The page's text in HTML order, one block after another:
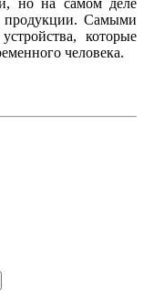
продукции. Самыми
которые
человека.